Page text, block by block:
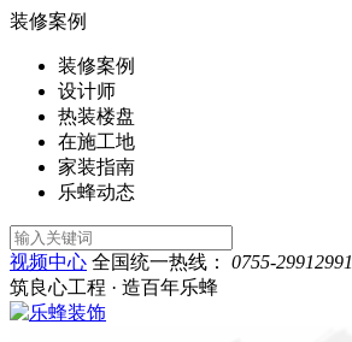
装修案例
装修案例
设计师
热装楼盘
在施工地
家装指南
乐蜂动态
视频中心 全国统一热线：
0755-29912991
筑良心工程 · 造百年乐蜂